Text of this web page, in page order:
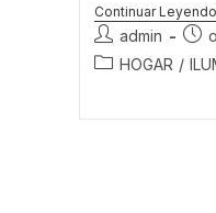
Continuar Leyendo
Autor
de
admin
de
Categoría
HOGAR /